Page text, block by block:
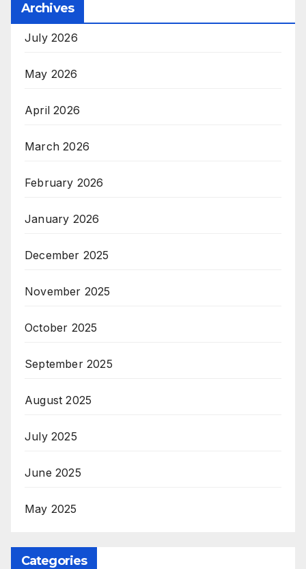
Archives
July 2026
May 2026
April 2026
March 2026
February 2026
January 2026
December 2025
November 2025
October 2025
September 2025
August 2025
July 2025
June 2025
May 2025
Categories